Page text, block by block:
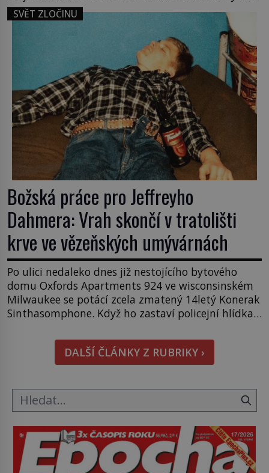
mladá dívka z farmy byla ne manželkou, ale
dcerou – a všechny ty děti byly zplozené v incestu.
Na sociálním odboru jednoho z […]
SVĚT ZLOČINU
Božská práce pro Jeffreyho
Dahmera: Vrah skončí v tratolišti
krve ve vězeňských umývárnách
Po ulici nedaleko dnes již nestojícího bytového
domu Oxfords Apartments 924 ve wisconsinském
Milwaukee se potácí zcela zmatený 14letý Konerak
Sinthasomphone. Když ho zastaví policejní hlídka,
Strážníci ho dopraví zpět do udaného bytu. Oním
„kamarádem“ je ovšem jeden z nejslavnějších
vrahů, Jeffrey Dahmer (1960–1994). Je 27. května
DALŠÍ ČLÁNKY Z RUBRIKY ›